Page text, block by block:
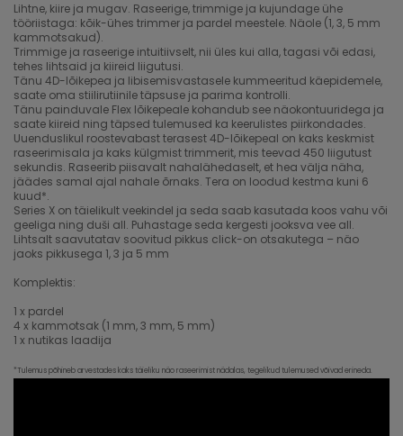
Lihtne, kiire ja mugav. Raseerige, trimmige ja kujundage ühe
tööriistaga: kõik-ühes trimmer ja pardel meestele. Näole (1, 3, 5 mm
kammotsakud).
Trimmige ja raseerige intuitiivselt, nii üles kui alla, tagasi või edasi,
tehes lihtsaid ja kiireid liigutusi.
Tänu 4D-lõikepea ja libisemisvastasele kummeeritud käepidemele,
saate oma stiilirutiinile täpsuse ja parima kontrolli.
Tänu painduvale Flex lõikepeale kohandub see näokontuuridega ja
saate kiireid ning täpsed tulemused ka keerulistes piirkondades.
Uuenduslikul roostevabast terasest 4D-lõikepeal on kaks keskmist
raseerimisala ja kaks külgmist trimmerit, mis teevad 450 liigutust
sekundis. Raseerib piisavalt nahalähedaselt, et hea välja näha,
jäädes samal ajal nahale õrnaks. Tera on loodud kestma kuni 6
kuud*.
Series X on täielikult veekindel ja seda saab kasutada koos vahu või
geeliga ning duši all. Puhastage seda kergesti jooksva vee all.
Lihtsalt saavutatav soovitud pikkus click-on otsakutega – näo
jaoks pikkusega 1, 3 ja 5 mm
Komplektis:
1 x pardel
4 x kammotsak (1 mm, 3 mm, 5 mm)
1 x nutikas laadija
*Tulemus põhineb arvestades kaks täieliku näo raseerimist nädalas, tegelikud tulemused võivad erineda.